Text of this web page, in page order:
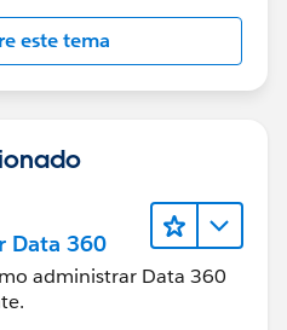
este tema
Data 360
administrar Data 360